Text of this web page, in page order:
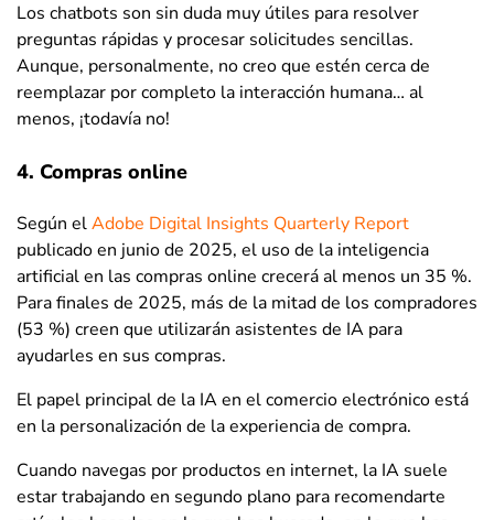
Los chatbots son sin duda muy útiles para resolver
preguntas rápidas y procesar solicitudes sencillas.
Aunque, personalmente, no creo que estén cerca de
reemplazar por completo la interacción humana… al
menos, ¡todavía no!
4. Compras online
Según elAdobe Digital Insights Quarterly Report
publicado en junio de 2025, el uso de la inteligencia
artificial en las compras online crecerá al menos un 35 %.
Para finales de 2025, más de la mitad de los compradores
(53 %) creen que utilizarán asistentes de IA para
ayudarles en sus compras.
El papel principal de la IA en el comercio electrónico está
en la personalización de la experiencia de compra.
Cuando navegas por productos en internet, la IA suele
estar trabajando en segundo plano para recomendarte